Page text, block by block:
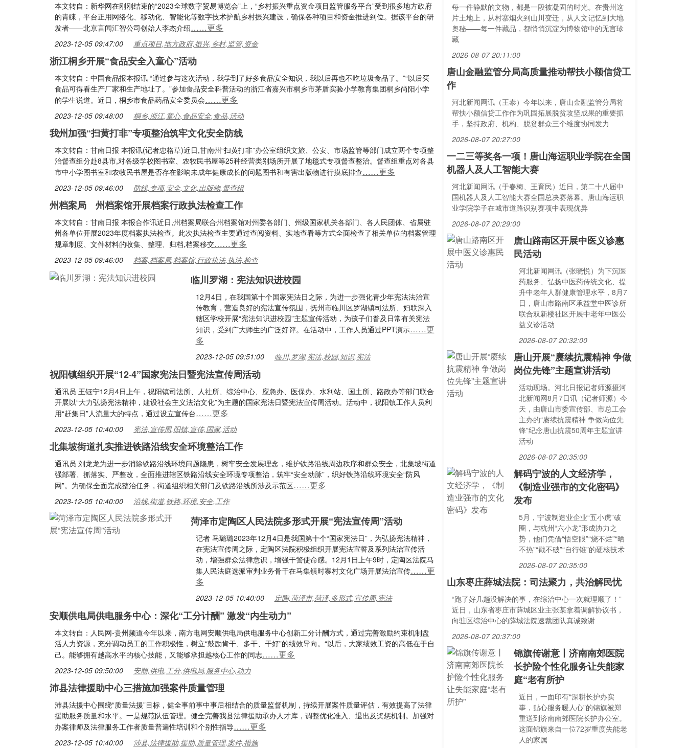
本文转自：新华网在刚刚结束的“2023全球数字贸易博览会”上，“乡村振兴重点资金项目监管服务平台”受到很多地方政府
的青睐，平台正用网络化、移动化、智能化等数字技术护航乡村振兴建设，确保各种项目和资金推进到位。据该平台的研
发者——北京言闻汇智公司创始人李杰介绍……更多
2023-12-05 09:47:00 重点项目,地方政府,振兴,乡村,监管,资金
浙江桐乡开展“食品安全入童心”活动
本文转自：中国食品报本报讯 “通过参与这次活动，我学到了好多食品安全知识，我以后再也不吃垃圾食品了。”“以后买
食品可得看生产厂家和生产地址了。”参加食品安全科普活动的浙江省嘉兴市桐乡市茅盾实验小学教育集团桐乡尚阳小学
的学生说道。近日，桐乡市食品药品安全委员会……更多
2023-12-05 09:48:00 桐乡,浙江,童心,食品安全,食品,活动
我州加强“扫黄打非”专项整治筑牢文化安全防线
本文转自：甘南日报 本报讯(记者忠格草)近日,甘南州“扫黄打非”办公室组织文旅、公安、市场监管等部门成立两个专项整
治督查组分赴8县市,对各级学校图书室、农牧民书屋等25种经营类别场所开展了地毯式专项督查整治。督查组重点对各县
市中小学图书室和农牧民书屋是否存在影响未成年健康成长的问题图书和有害出版物进行摸底排查……更多
2023-12-05 09:46:00 防线,专项,安全,文化,出版物,督查组
州档案局 州档案馆开展档案行政执法检查工作
本文转自：甘南日报 本报合作讯近日,州档案局联合州档案馆对州委各部门、州级国家机关各部门、各人民团体、省属驻
州各单位开展2023年度档案执法检查。此次执法检查主要通过查阅资料、实地查看等方式全面检查了相关单位的档案管理
规章制度、文件材料的收集、整理、归档,档案移交……更多
2023-12-05 09:46:00 档案,档案局,档案馆,行政执法,执法,检查
临川罗湖：宪法知识进校园
12月4日，在我国第十个国家宪法日之际，为进一步强化青少年宪法法治宣
传教育，营造良好的宪法宣传氛围，抚州市临川区罗湖镇司法所、妇联深入
辖区学校开展“宪法知识进校园”主题宣传活动，为孩子们普及日常有关宪法
知识，受到广大师生的广泛好评。在活动中，工作人员通过PPT演示……更
多
2023-12-05 09:51:00 临川,罗湖,宪法,校园,知识,宪法
祝阳镇组织开展“12·4”国家宪法日暨宪法宣传周活动
通讯员 王钰宁12月4日上午，祝阳镇司法所、人社所、综治中心、应急办、医保办、水利站、国土所、路政办等部门联合
开展以“大力弘扬宪法精神，建设社会主义法治文化”为主题的国家宪法日暨宪法宣传周活动。活动中，祝阳镇工作人员利
用“赶集日”人流量大的特点，通过设立宣传台……更多
2023-12-05 10:40:00 宪法,宣传周,阳镇,宣传,国家,活动
北集坡街道扎实推进铁路沿线安全环境整治工作
通讯员 刘龙龙为进一步消除铁路沿线环境问题隐患，树牢安全发展理念，维护铁路沿线周边秩序和群众安全，北集坡街道
强部署、抓落实、严整改，全面推进辖区铁路沿线安全环境专项整治，筑牢“安全动脉”，织好铁路沿线环境安全“防风
网”。为确保全面完成整治任务，街道组织相关部门及铁路沿线所涉及示范区……更多
2023-12-05 10:40:00 沿线,街道,铁路,环境,安全,工作
菏泽市定陶区人民法院多形式开展“宪法宣传周”活动
记者 马璐璐2023年12月4日是我国第十个“国家宪法日”，为弘扬宪法精神，
在宪法宣传周之际，定陶区法院积极组织开展宪法宣誓及系列法治宣传活
动，增强群众法律意识，增强干警使命感。12月1日上午9时，定陶区法院马
集人民法庭选派审判业务骨干在马集镇时寨村文化广场开展法治宣传……更
多
2023-12-05 10:40:00 定陶,菏泽市,菏泽,多形式,宣传周,宪法
安顺供电局供电服务中心：深化“工分计酬” 激发“内生动力”
本文转自：人民网-贵州频道今年以来，南方电网安顺供电局供电服务中心创新工分计酬方式，通过完善激励约束机制盘
活人力资源，充分调动员工的工作积极性，树立“鼓励肯干、多干、干好”的绩效导向。“以后，大家绩效工资的高低在于自
己。能够拥有越高水平的核心技能，又能够承担越核心工作的同志……更多
2023-12-05 09:50:00 安顺,供电,工分,供电局,服务中心,动力
沛县法律援助中心三措施加强案件质量管理
沛县法援中心围绕“质量法援”目标，健全事前事中事后相结合的质量监督机制，持续开展案件质量评估，有效提高了法律
援助服务质量和水平。一是规范队伍管理。健全完善我县法律援助承办人才库，调整优化准入、退出及奖惩机制。加强对
办案律师及法律服务工作者质量普遍性培训和个别性指导……更多
2023-12-05 10:40:00 沛县,法律援助,援助,质量管理,案件,措施
每一件静默的文物，都是一段被凝固的时光。在贵州这
片土地上，从村寨烟火到山川变迁，从人文记忆到大地
奥秘——每一件藏品，都悄悄沉淀为博物馆中的无言珍
藏
2026-08-07 20:11:00
唐山金融监管分局高质量推动帮扶小额信贷工
作
河北新闻网讯（王泰）今年以来，唐山金融监管分局将
帮扶小额信贷工作作为巩固拓展脱贫攻坚成果的重要抓
手，坚持政府、机构、脱贫群众三个维度协同发力
2026-08-07 20:27:00
一二三等奖各一项！唐山海运职业学院在全国
机器人及人工智能大赛
河北新闻网讯（于春梅、王育民）近日，第二十八届中
国机器人及人工智能大赛全国总决赛落幕。唐山海运职
业学院学子在城市道路识别赛项中表现优异
2026-08-07 20:29:00
唐山路南区开展中医义诊惠
民活动
河北新闻网讯（张晓悦）为下沉医
药服务、弘扬中医药传统文化、提
升中老年人群健康管理水平，8月7
日，唐山市路南区承益堂中医诊所
联合双新楼社区开展中老年中医公
益义诊活动
2026-08-07 20:32:00
唐山开展“赓续抗震精神 争做
岗位先锋”主题宣讲活动
活动现场。河北日报记者师源摄河
北新闻网8月7日讯（记者师源）今
天，由唐山市委宣传部、市总工会
主办的“赓续抗震精神 争做岗位先
锋”纪念唐山抗震50周年主题宣讲
活动
2026-08-07 20:35:00
解码宁波的人文经济学，
《制造业强市的文化密码》
发布
5月，宁波制造业企业“五小虎”破
圈，与杭州“六小龙”形成协力之
势，他们凭借“悟空眼”“烧不烂”“晒
不热”“戳不破”“自行锥”的硬核技术
2026-08-07 20:35:00
山东枣庄薛城法院：司法聚力，共治解民忧
“跑了好几趟没解决的事，在综治中心一次就理顺了！”
近日，山东省枣庄市薛城区业主张某拿着调解协议书，
向驻区综治中心的薛城法院速裁团队真诚致谢
2026-08-07 20:37:00
锦旗传谢意丨济南南郊医院
长护险个性化服务让失能家
庭“老有所护
近日，一面印有“深耕长护办实
事，贴心服务暖人心”的锦旗被郑
重送到济南南郊医院长护办公室。
这面锦旗来自一位72岁重度失能老
人的家属